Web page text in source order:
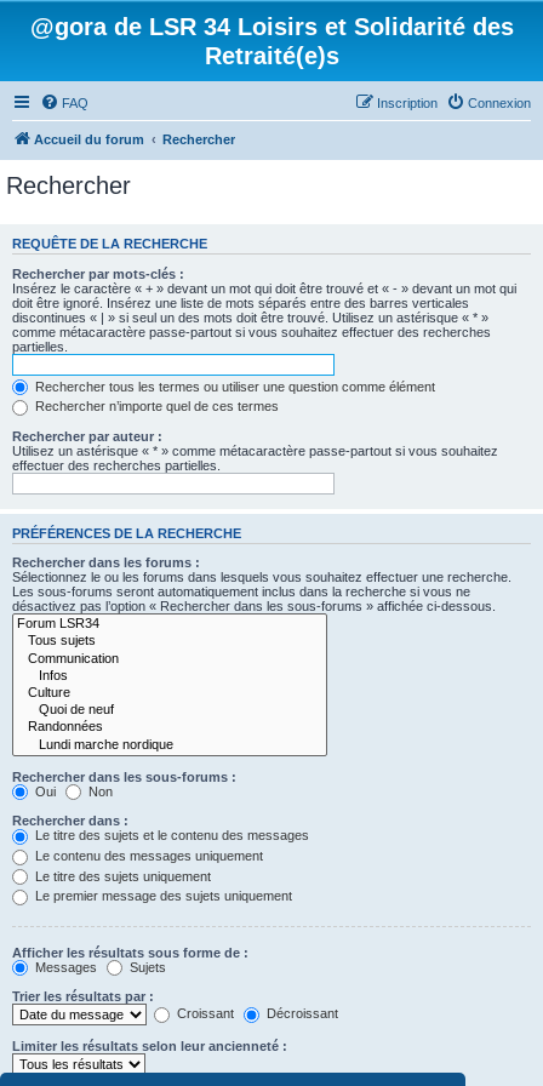
@gora de LSR 34 Loisirs et Solidarité des
Retraité(e)s
FAQ Connexion
Inscription
Accueil du forum Rechercher
Rechercher
REQUÊTE DE LA RECHERCHE
Rechercher par mots-clés :
Insérez le caractère « + » devant un mot qui doit être trouvé et « - » devant un mot qui
doit être ignoré. Insérez une liste de mots séparés entre des barres verticales
discontinues « | » si seul un des mots doit être trouvé. Utilisez un astérisque « * »
comme métacaractère passe-partout si vous souhaitez effectuer des recherches
partielles.
Rechercher tous les termes ou utiliser une question comme élément
Rechercher n’importe quel de ces termes
Rechercher par auteur :
Utilisez un astérisque « * » comme métacaractère passe-partout si vous souhaitez
effectuer des recherches partielles.
PRÉFÉRENCES DE LA RECHERCHE
Rechercher dans les forums :
Sélectionnez le ou les forums dans lesquels vous souhaitez effectuer une recherche.
Les sous-forums seront automatiquement inclus dans la recherche si vous ne
désactivez pas l’option « Rechercher dans les sous-forums » affichée ci-dessous.
Rechercher dans les sous-forums :
Oui
Non
Rechercher dans :
Le titre des sujets et le contenu des messages
Le contenu des messages uniquement
Le titre des sujets uniquement
Le premier message des sujets uniquement
Afficher les résultats sous forme de :
Messages
Sujets
Trier les résultats par :
Croissant
Décroissant
Limiter les résultats selon leur ancienneté :